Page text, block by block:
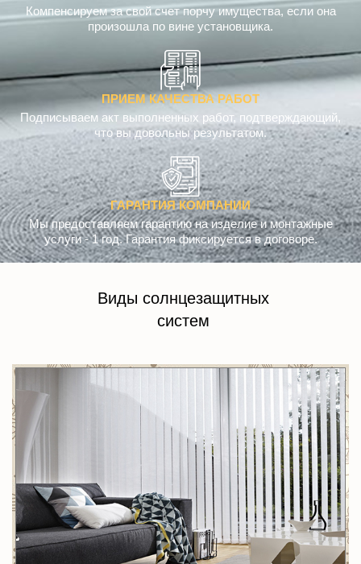
Компенсируем за свой счет порчу имущества, если она
произошла по вине установщика.
ПРИЕМ КАЧЕСТВА РАБОТ
Подписываем акт выполненных работ, подтверждающий,
что вы довольны результатом.
ГАРАНТИЯ КОМПАНИИ
Мы предоставляем гарантию на изделие и монтажные
услуги - 1 год. Гарантия фиксируется в договоре.
Виды солнцезащитных
систем